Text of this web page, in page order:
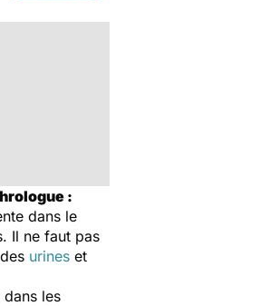
:
dans le
Il ne faut pas
urines et
les